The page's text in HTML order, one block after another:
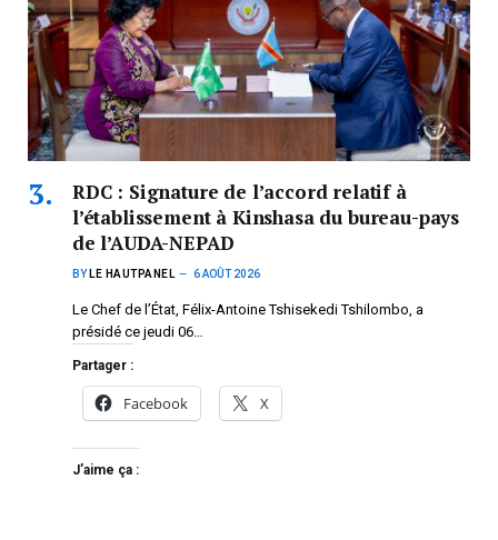
RDC : Signature de l’accord relatif à
l’établissement à Kinshasa du bureau-pays
de l’AUDA-NEPAD
BY LE HAUTPANEL 6 AOÛT 2026
Le Chef de l’État, Félix-Antoine Tshisekedi Tshilombo, a
présidé ce jeudi 06…
Partager :
Facebook X
J’aime ça :